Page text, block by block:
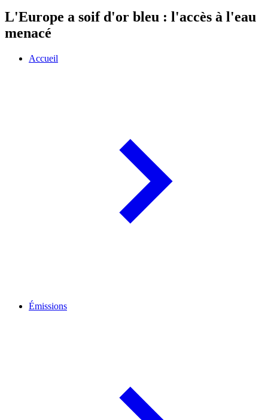
L'Europe a soif d'or bleu : l'accès à l'eau
menacé
Accueil
Émissions